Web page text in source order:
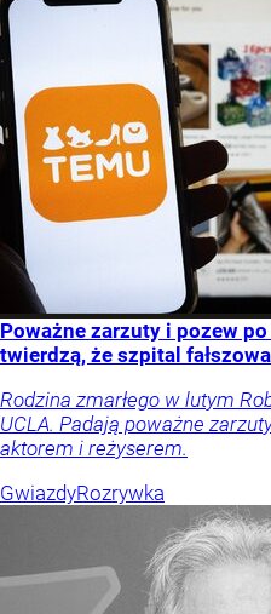
Poważne zarzuty i pozew
twierdzą, że szpital
Rodzina zmarłego w lutym
UCLA. Padają poważne
aktorem i reżyserem.
GwiazdyRozrywka